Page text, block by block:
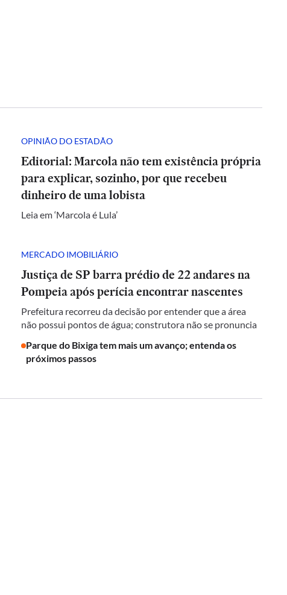
OPINIÃO DO ESTADÃO
Editorial: Marcola não tem existência própria
para explicar, sozinho, por que recebeu
dinheiro de uma lobista
Leia em ‘Marcola é Lula’
MERCADO IMOBILIÁRIO
Justiça de SP barra prédio de 22 andares na
Pompeia após perícia encontrar nascentes
Prefeitura recorreu da decisão por entender que a área
não possui pontos de água; construtora não se pronuncia
Parque do Bixiga tem mais um avanço; entenda os
próximos passos